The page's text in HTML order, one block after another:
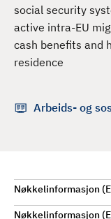
social security
active intra-EU
cash benefits and
residence
Arbeids- og
Nøkkelinformasjon
Nøkkelinformasjon